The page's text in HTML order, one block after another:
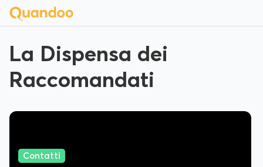
La Dispensa dei
Raccomandati
Contatti